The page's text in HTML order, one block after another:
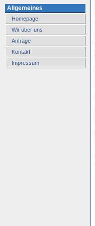
Allgemeines
Homepage
Wir über uns
Anfrage
Kontakt
Impressum